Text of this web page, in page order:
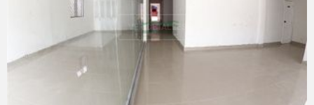
VER DETALLES